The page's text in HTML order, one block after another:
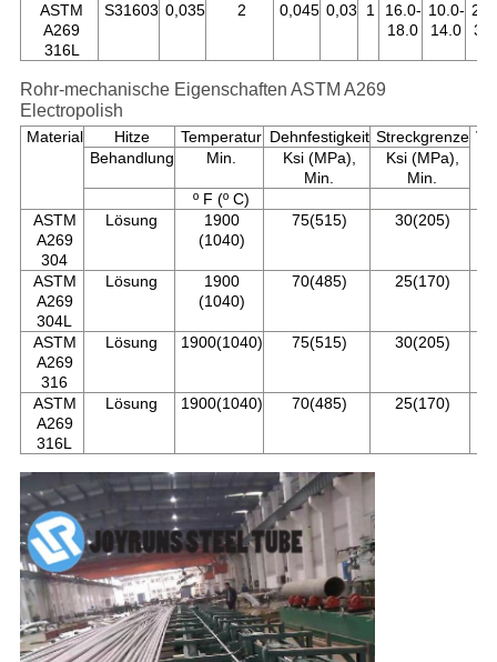
ASTM
A269
316L
S31603 0,035 2 0,045 0,03 1
16.0-
18.0
10.0-
14.0
3.0
Rohr-mechanische Eigenschaften ASTM A269
Electropolish
Material Hitze Temperatur Dehnfestigkeit Streckgrenze
Behandlung Min.
Ksi (MPa),
Min.
Ksi (MPa),
Min.
º F (º C)
ASTM
A269
304
Lösung
1900
(1040)
75(515) 30(205)
ASTM
A269
304L
Lösung
1900
(1040)
70(485) 25(170)
ASTM
A269
316
Lösung 1900(1040) 75(515) 30(205)
ASTM
A269
316L
Lösung 1900(1040) 70(485) 25(170)